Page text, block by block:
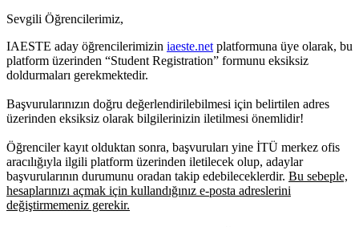
Sevgili Öğrencilerimiz,
IAESTE aday öğrencilerimizin iaeste.net platformuna üye olarak, bu
platform üzerinden “Student Registration” formunu eksiksiz
doldurmaları gerekmektedir.
Başvurularınızın doğru değerlendirilebilmesi için belirtilen adres
üzerinden eksiksiz olarak bilgilerinizin iletilmesi önemlidir!
Öğrenciler kayıt olduktan sonra, başvuruları yine İTÜ merkez ofis
aracılığıyla ilgili platform üzerinden iletilecek olup, adaylar
başvurularının durumunu oradan takip edebileceklerdir. Bu sebeple,
hesaplarınızı açmak için kullandığınız e-posta adreslerini
değiştirmemeniz gerekir.